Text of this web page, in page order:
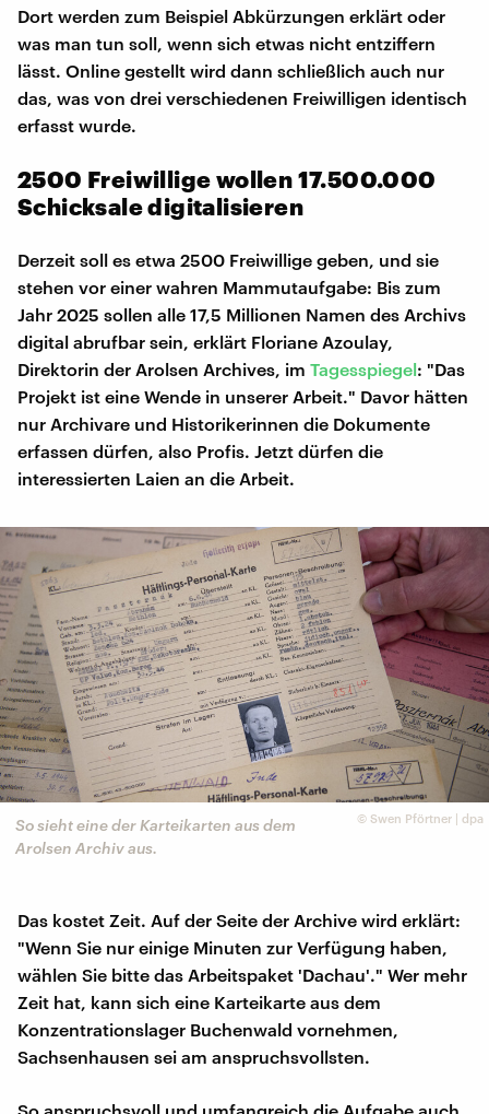
Dort werden zum Beispiel Abkürzungen erklärt oder
was man tun soll, wenn sich etwas nicht entziffern
lässt. Online gestellt wird dann schließlich auch nur
das, was von drei verschiedenen Freiwilligen identisch
erfasst wurde.
2500 Freiwillige wollen 17.500.000
Schicksale digitalisieren
Derzeit soll es etwa 2500 Freiwillige geben, und sie
stehen vor einer wahren Mammutaufgabe: Bis zum
Jahr 2025 sollen alle 17,5 Millionen Namen des Archivs
digital abrufbar sein, erklärt Floriane Azoulay,
Direktorin der Arolsen Archives, im Tagesspiegel: "Das
Projekt ist eine Wende in unserer Arbeit." Davor hätten
nur Archivare und Historikerinnen die Dokumente
erfassen dürfen, also Profis. Jetzt dürfen die
interessierten Laien an die Arbeit.
© Swen Pförtner | dpa
So sieht eine der Karteikarten aus dem
Arolsen Archiv aus.
Das kostet Zeit. Auf der Seite der Archive wird erklärt:
"Wenn Sie nur einige Minuten zur Verfügung haben,
wählen Sie bitte das Arbeitspaket 'Dachau'." Wer mehr
Zeit hat, kann sich eine Karteikarte aus dem
Konzentrationslager Buchenwald vornehmen,
Sachsenhausen sei am anspruchsvollsten.